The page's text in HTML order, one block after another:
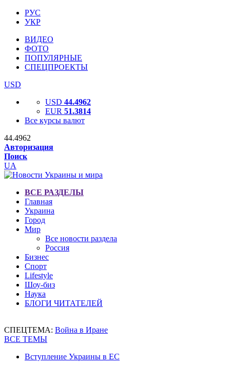
РУС
УКР
ВИДЕО
ФОТО
ПОПУЛЯРНЫЕ
СПЕЦПРОЕКТЫ
USD
USD 44.4962
EUR 51.3814
Все курсы валют
44.4962
Авторизация
Поиск
UA
ВСЕ РАЗДЕЛЫ
Главная
Украина
Город
Мир
Все новости раздела
Россия
Бизнес
Спорт
Lifestyle
Шоу-биз
Наука
БЛОГИ ЧИТАТЕЛЕЙ
СПЕЦТЕМА: Война в Иране
ВСЕ ТЕМЫ
Вступление Украины в ЕС